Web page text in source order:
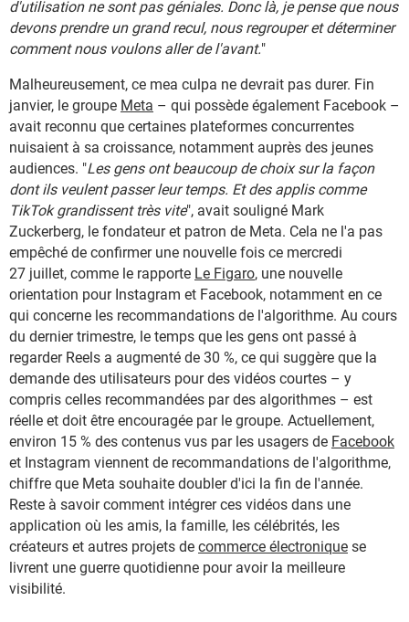
d'utilisation ne sont pas géniales. Donc là, je pense que nous
devons prendre un grand recul, nous regrouper et déterminer
comment nous voulons aller de l'avant."
Malheureusement, ce mea culpa ne devrait pas durer. Fin
janvier, le groupe Meta – qui possède également Facebook –
avait reconnu que certaines plateformes concurrentes
nuisaient à sa croissance, notamment auprès des jeunes
audiences. "Les gens ont beaucoup de choix sur la façon
dont ils veulent passer leur temps. Et des applis comme
TikTok grandissent très vite", avait souligné Mark
Zuckerberg, le fondateur et patron de Meta. Cela ne l'a pas
empêché de confirmer une nouvelle fois ce mercredi
27 juillet, comme le rapporte Le Figaro, une nouvelle
orientation pour Instagram et Facebook, notamment en ce
qui concerne les recommandations de l'algorithme. Au cours
du dernier trimestre, le temps que les gens ont passé à
regarder Reels a augmenté de 30 %, ce qui suggère que la
demande des utilisateurs pour des vidéos courtes – y
compris celles recommandées par des algorithmes – est
réelle et doit être encouragée par le groupe. Actuellement,
environ 15 % des contenus vus par les usagers de Facebook
et Instagram viennent de recommandations de l'algorithme,
chiffre que Meta souhaite doubler d'ici la fin de l'année.
Reste à savoir comment intégrer ces vidéos dans une
application où les amis, la famille, les célébrités, les
créateurs et autres projets de commerce électronique se
livrent une guerre quotidienne pour avoir la meilleure
visibilité.